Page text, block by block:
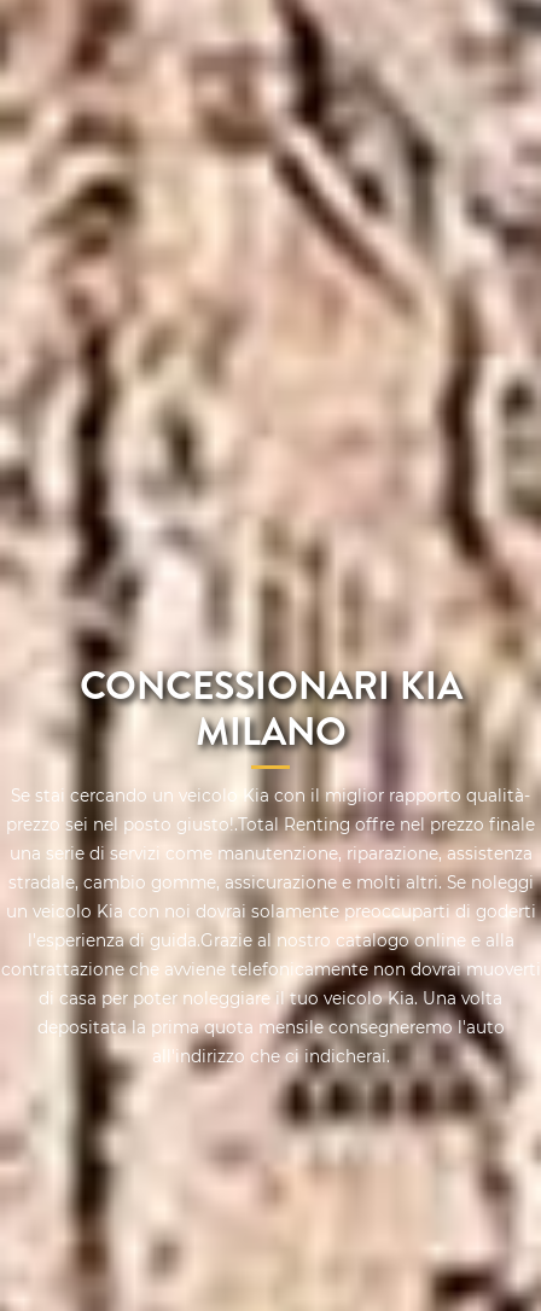
CONCESSIONARI KIA
MILANO
Se stai cercando un veicolo Kia con il miglior rapporto qualità-
prezzo sei nel posto giusto!.Total Renting offre nel prezzo finale
una serie di servizi come manutenzione, riparazione, assistenza
stradale, cambio gomme, assicurazione e molti altri. Se noleggi
un veicolo Kia con noi dovrai solamente preoccuparti di goderti
l'esperienza di guida.Grazie al nostro catalogo online e alla
contrattazione che avviene telefonicamente non dovrai muoverti
di casa per poter noleggiare il tuo veicolo Kia. Una volta
depositata la prima quota mensile consegneremo l'auto
all'indirizzo che ci indicherai.